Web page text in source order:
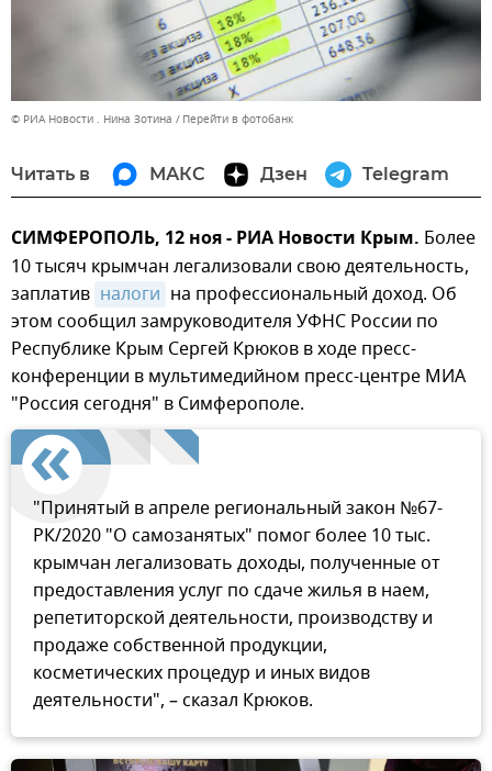
© РИА Новости . Нина Зотина Перейти в фотобанк
Читать в МАКС Дзен Telegram
СИМФЕРОПОЛЬ, 12 ноя - РИА Новости Крым. Более
10 тысяч крымчан легализовали свою деятельность,
заплатив налоги на профессиональный доход. Об
этом сообщил замруководителя УФНС России по
Республике Крым Сергей Крюков в ходе пресс-
конференции в мультимедийном пресс-центре МИА
"Россия сегодня" в Симферополе.
"Принятый в апреле региональный закон №67-
РК/2020 "О самозанятых" помог более 10 тыс.
крымчан легализовать доходы, полученные от
предоставления услуг по сдаче жилья в наем,
репетиторской деятельности, производству и
продаже собственной продукции,
косметических процедур и иных видов
деятельности", – сказал Крюков.